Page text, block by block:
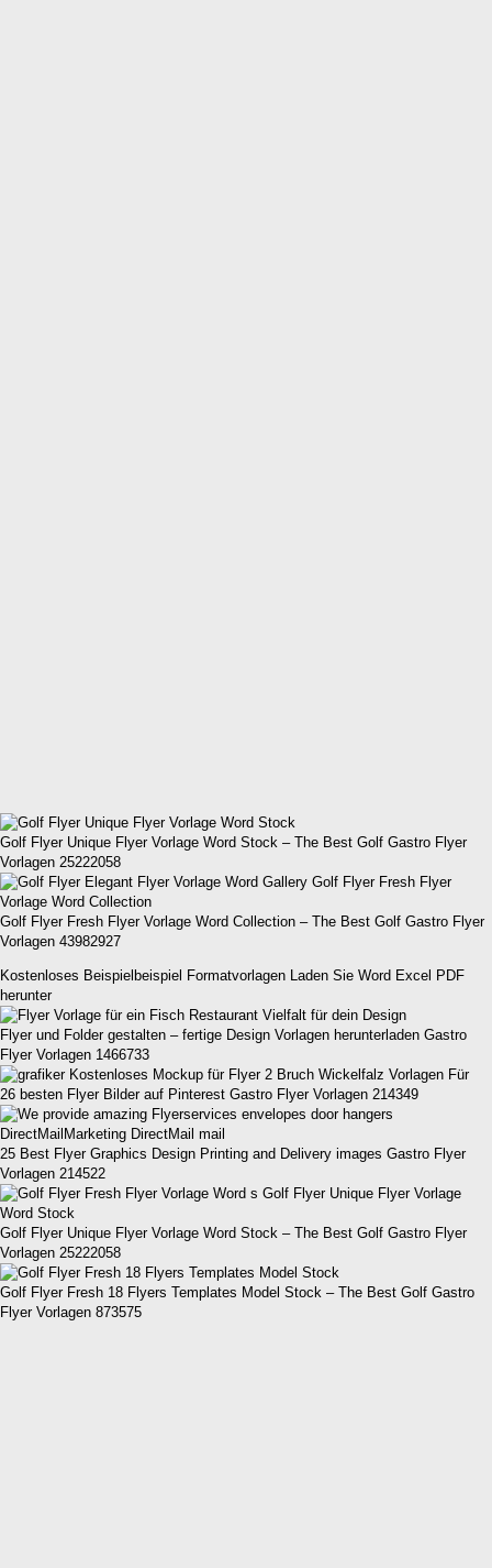
Golf Flyer Unique Flyer Vorlage Word Stock – The Best Golf Gastro Flyer
Vorlagen 25222058
Golf Flyer Fresh Flyer Vorlage Word Collection – The Best Golf Gastro Flyer
Vorlagen 43982927
Kostenloses Beispielbeispiel Formatvorlagen Laden Sie Word Excel PDF
herunter
Flyer und Folder gestalten – fertige Design Vorlagen herunterladen Gastro
Flyer Vorlagen 1466733
26 besten Flyer Bilder auf Pinterest Gastro Flyer Vorlagen 214349
25 Best Flyer Graphics Design Printing and Delivery images Gastro Flyer
Vorlagen 214522
Golf Flyer Unique Flyer Vorlage Word Stock – The Best Golf Gastro Flyer
Vorlagen 25222058
Golf Flyer Fresh 18 Flyers Templates Model Stock – The Best Golf Gastro
Flyer Vorlagen 873575